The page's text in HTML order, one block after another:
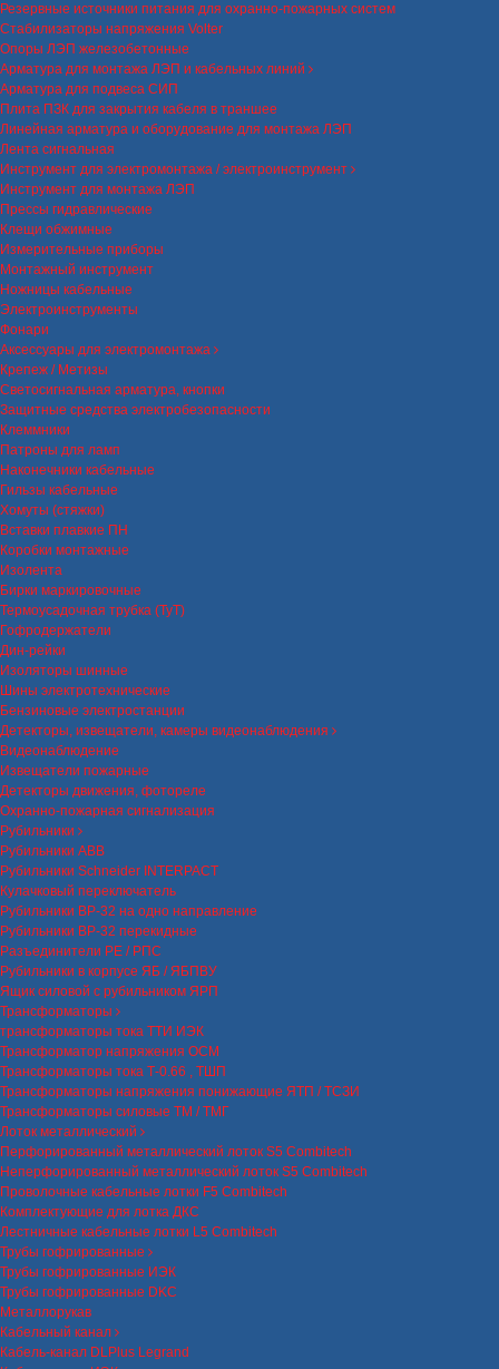
Резервные источники питания для охранно-пожарных систем
Стабилизаторы напряжения Volter
Опоры ЛЭП железобетонные
Арматура для монтажа ЛЭП и кабельных линий
Арматура для подвеса СИП
Плита ПЗК для закрытия кабеля в траншее
Линейная арматура и оборудование для монтажа ЛЭП
Лента сигнальная
Инструмент для электромонтажа / электроинструмент
Инструмент для монтажа ЛЭП
Прессы гидравлические
Клещи обжимные
Измерительные приборы
Монтажный инструмент
Ножницы кабельные
Электроинструменты
Фонари
Аксессуары для электромонтажа
Крепеж / Метизы
Светосигнальная арматура, кнопки
Защитные средства электробезопасности
Клеммники
Патроны для ламп
Наконечники кабельные
Гильзы кабельные
Хомуты (стяжки)
Вставки плавкие ПН
Коробки монтажные
Изолента
Бирки маркировочные
Термоусадочная трубка (ТуТ)
Гофродержатели
Дин-рейки
Изоляторы шинные
Шины электротехнические
Бензиновые электростанции
Детекторы, извещатели, камеры видеонаблюдения
Видеонаблюдение
Извещатели пожарные
Детекторы движения, фотореле
Охранно-пожарная сигнализация
Рубильники
Рубильники ABB
Рубильники Schneider INTERPACT
Кулачковый переключатель
Рубильники ВР-32 на одно направление
Рубильники ВР-32 перекидные
Разъединители РЕ / РПС
Рубильники в корпусе ЯБ / ЯБПВУ
Ящик силовой с рубильником ЯРП
Трансформаторы
трансформаторы тока ТТИ ИЭК
Трансформатор напряжения ОСМ
Трансформаторы тока Т-0.66 , ТШП
Трансформаторы напряжения понижающие ЯТП / ТСЗИ
Трансформаторы силовые ТМ / ТМГ
Лоток металлический
Перфорированный металлический лоток S5 Combitech
Неперфорированный металлический лоток S5 Combitech
Проволочные кабельные лотки F5 Combitech
Комплектующие для лотка ДКС
Лестничные кабельные лотки L5 Combitech
Трубы гофрированные
Трубы гофрированные ИЭК
Трубы гофрированные DKC
Металлорукав
Кабельный канал
Кабель-канал DLPlus Legrand